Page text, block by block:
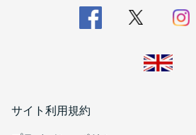
サイト利用規約